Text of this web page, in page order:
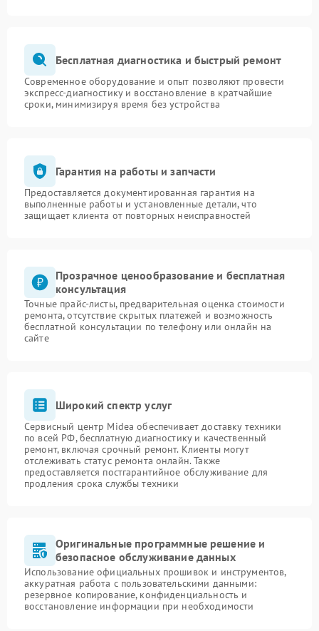
Бесплатная диагностика и быстрый ремонт
Современное оборудование и опыт позволяют провести
экспресс-диагностику и восстановление в кратчайшие
сроки, минимизируя время без устройства
Гарантия на работы и запчасти
Предоставляется документированная гарантия на
выполненные работы и установленные детали, что
защищает клиента от повторных неисправностей
Прозрачное ценообразование и бесплатная
консультация
Точные прайс-листы, предварительная оценка стоимости
ремонта, отсутствие скрытых платежей и возможность
бесплатной консультации по телефону или онлайн на
сайте
Широкий спектр услуг
Сервисный центр Midea обеспечивает доставку техники
по всей РФ, бесплатную диагностику и качественный
ремонт, включая срочный ремонт. Клиенты могут
отслеживать статус ремонта онлайн. Также
предоставляется постгарантийное обслуживание для
продления срока службы техники
Оригинальные программные решение и
безопасное обслуживание данных
Использование официальных прошивок и инструментов,
аккуратная работа с пользовательскими данными:
резервное копирование, конфиденциальность и
восстановление информации при необходимости